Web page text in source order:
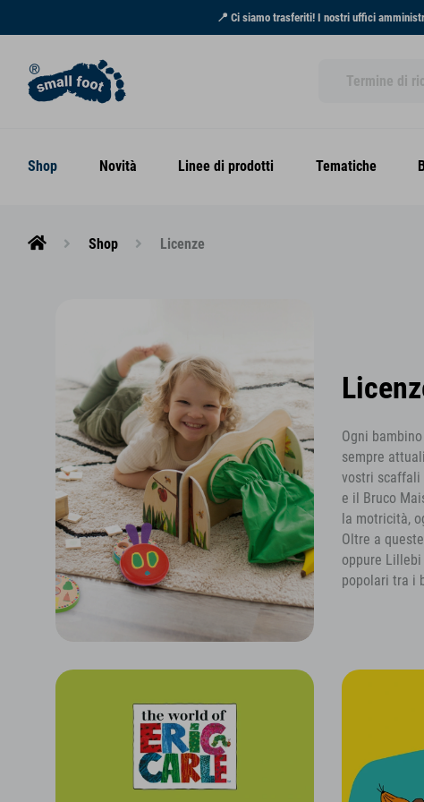
📍 Ci siamo trasferiti! I nostri uffici
Shop Novità Linee di prodotti Tematiche
Shop Licenze
Ogni
sempre
vostri scaffali
e il Bruco
la motricità,
Oltre a
oppure
popolari tra i